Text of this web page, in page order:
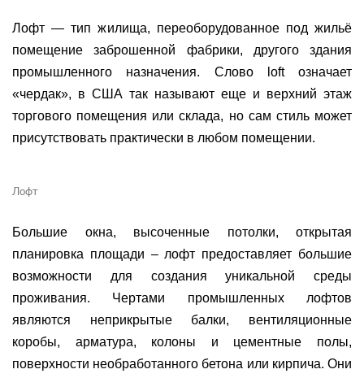
Лофт — тип жилища, переоборудованное под жильё
помещение заброшенной фабрики, другого здания
промышленного назначения. Слово loft означает
«чердак», в США так называют еще и верхний этаж
торгового помещения или склада, но сам стиль может
присутствовать практически в любом помещении.
Лофт
Большие окна, высоченные потолки, открытая
планировка площади – лофт предоставляет большие
возможности для создания уникальной среды
проживания. Чертами промышленных лофтов
являются неприкрытые балки, вентиляционные
коробы, арматура, колоны и цементные полы,
поверхности необработанного бетона или кирпича. Они